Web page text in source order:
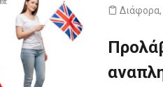
Διάφορα,